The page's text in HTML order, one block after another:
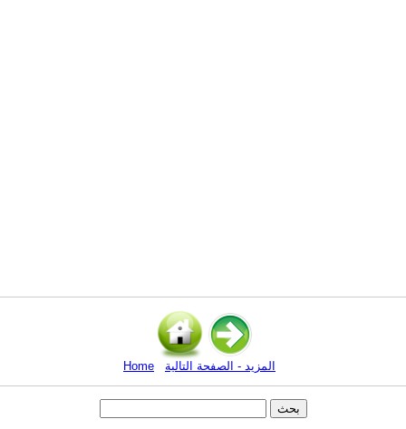
Home المزيد - الصفحة التالية